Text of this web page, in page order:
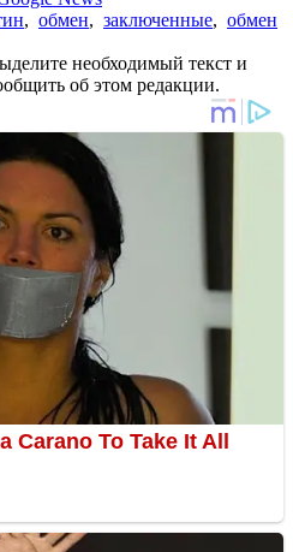
, обмен, заключенные, обмен
необходимый текст и
об этом редакции.